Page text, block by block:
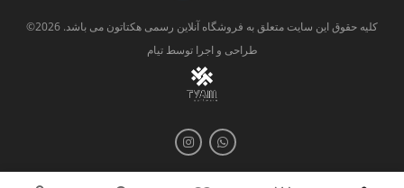
کلیه حقوق این سایت متعلق به فروشگاه آنلاین رسمی هکتاتون می باشد. 2026©
طراحی و اجرا توسطتیام